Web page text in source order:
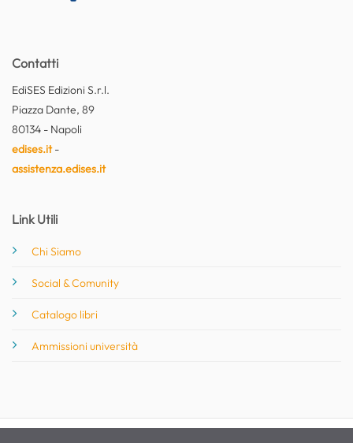
Contatti
EdiSES Edizioni S.r.l.
Piazza Dante, 89
80134 - Napoli
edises.it-
assistenza.edises.it
Link Utili
Chi Siamo
Social & Comunity
Catalogo libri
Ammissioni università